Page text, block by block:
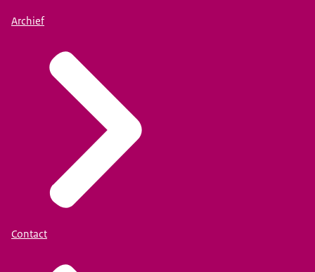
Archief
Contact